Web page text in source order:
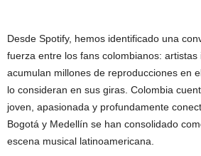
Desde Spotify, hemos identificado una
fuerza entre los fans colombianos:
acumulan millones de reproducciones en
lo consideran en sus giras. Colombia
joven, apasionada y profundamente
Bogotá y Medellín se han consolidado
escena musical latinoamericana.